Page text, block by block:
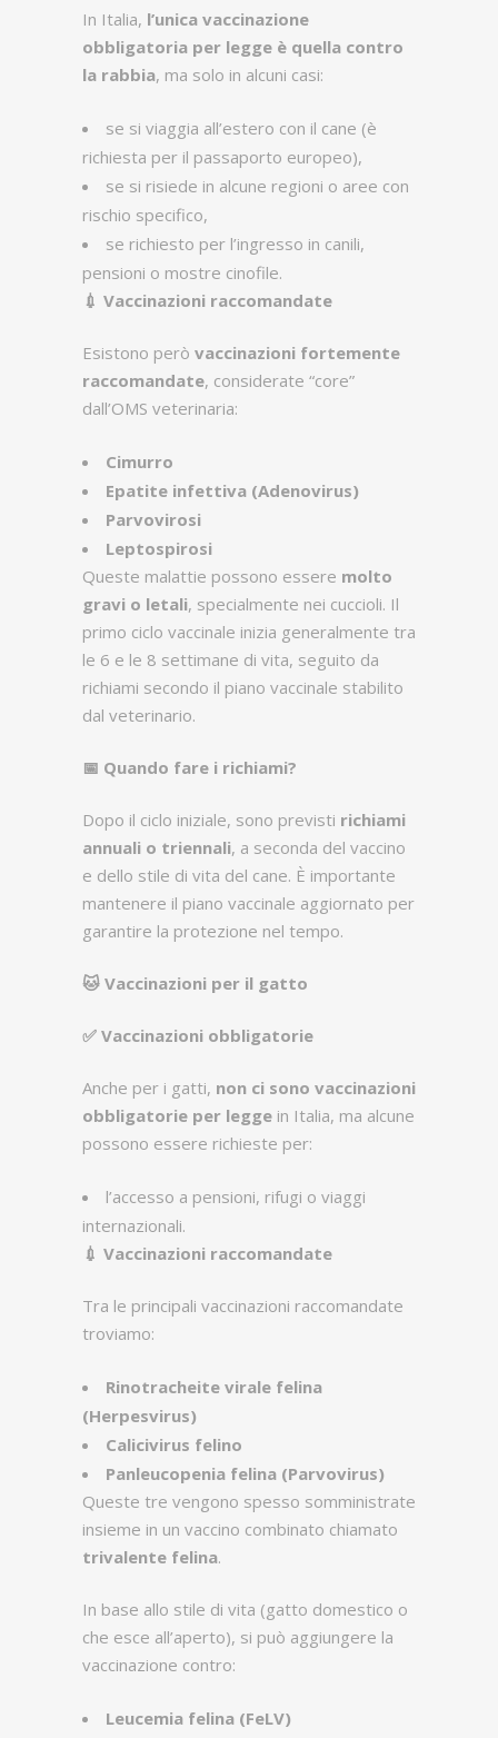
In Italia, l’unica vaccinazione
obbligatoria per legge è quella contro
la rabbia, ma solo in alcuni casi:
se si viaggia all’estero con il cane (è
richiesta per il passaporto europeo),
se si risiede in alcune regioni o aree con
rischio specifico,
se richiesto per l’ingresso in canili,
pensioni o mostre cinofile.
💉 Vaccinazioni raccomandate
Esistono però vaccinazioni fortemente
raccomandate, considerate “core”
dall’OMS veterinaria:
Cimurro
Epatite infettiva (Adenovirus)
Parvovirosi
Leptospirosi
Queste malattie possono essere molto
gravi o letali, specialmente nei cuccioli. Il
primo ciclo vaccinale inizia generalmente tra
le 6 e le 8 settimane di vita, seguito da
richiami secondo il piano vaccinale stabilito
dal veterinario.
📅 Quando fare i richiami?
Dopo il ciclo iniziale, sono previsti richiami
annuali o triennali, a seconda del vaccino
e dello stile di vita del cane. È importante
mantenere il piano vaccinale aggiornato per
garantire la protezione nel tempo.
🐱 Vaccinazioni per il gatto
✅ Vaccinazioni obbligatorie
Anche per i gatti, non ci sono vaccinazioni
obbligatorie per legge in Italia, ma alcune
possono essere richieste per:
l’accesso a pensioni, rifugi o viaggi
internazionali.
💉 Vaccinazioni raccomandate
Tra le principali vaccinazioni raccomandate
troviamo:
Rinotracheite virale felina
(Herpesvirus)
Calicivirus felino
Panleucopenia felina (Parvovirus)
Queste tre vengono spesso somministrate
insieme in un vaccino combinato chiamato
trivalente felina.
In base allo stile di vita (gatto domestico o
che esce all’aperto), si può aggiungere la
vaccinazione contro:
Leucemia felina (FeLV)